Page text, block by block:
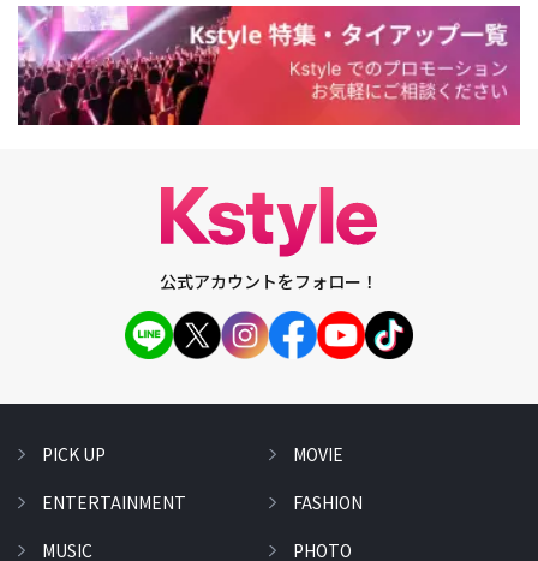
公式アカウントをフォロー！
PICK UP
ENTERTAINMENT
MUSIC
MOVIE
FASHION
PHOTO